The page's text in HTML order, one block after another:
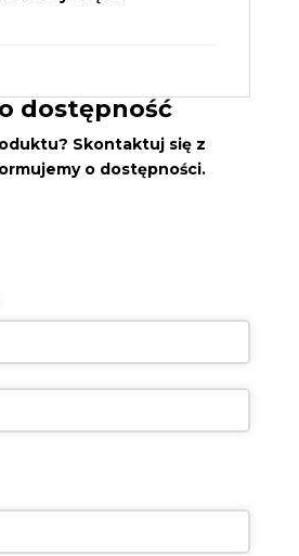
dostępność
Skontaktuj się z
o dostępności.